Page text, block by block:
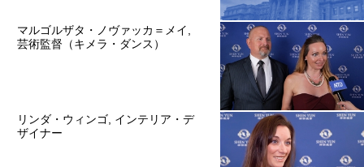
マルゴルザタ・ノヴァッカ＝メイ,
芸術監督（キメラ・ダンス）
リンダ・ウィンゴ, インテリア・デ
ザイナー